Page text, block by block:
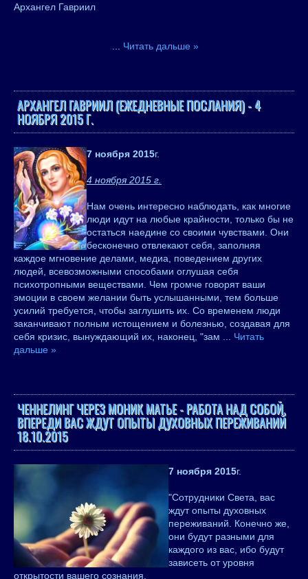
Архангел Гавриил
Читать дальше »
АРХАНГЕЛ ГАВРИИЛ (ЕЖЕДНЕВНЫЕ ПОСЛАНИЯ) - 4
НОЯБРЯ 2015 Г.
7 ноября 2015г.
4 ноября 2015 г.
Нам очень интересно наблюдать, как многие
люди идут на любые крайности, только бы не
остаться наедине со своими чувствами. Они
бесконечно отвлекают себя, заполняя
каждое мгновение делами, медиа, поведением других
людей, всевозможными способами оглушая себя
психотропными веществами. Чем громче говорят ваши
эмоции в своем желании быть услышанными, тем больше
усилий требуется, чтобы заглушить их. Со временем люди
заканчивают полным истощением и болезнью, создавая для
себя кризис, вынуждающий их, наконец, "зам
Читать
дальше »
ЧЕННЕЛИНГ ЧЕРЕЗ МОНИК МАТЬЕ - РАБОТА НАД СОБОЙ,
ВПЕРЕДИ ВАС ЖДУТ ОПЫТЫ ДУХОВНЫХ ПЕРЕЖИВАНИЙ
18.10.2015
7 ноября 2015г.
"Сотрудники Света, вас
ждут опыты духовных
переживаний. Конечно же,
они будут разными для
каждого из вас, ибо будут
зависеть от уровня
открытости вашего сознания.